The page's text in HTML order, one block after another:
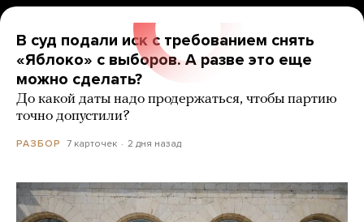
В суд подали иск с требованием снять
«Яблоко» с выборов. А разве это еще
можно сделать?
До какой даты надо продержаться, чтобы партию
точно допустили?
РАЗБОР 7 карточек 2 дня назад